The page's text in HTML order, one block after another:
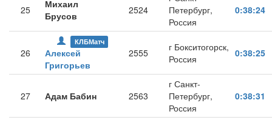
25
Михаил
Брусов
2524
Петербург,
Россия
0:38:24
26
КЛБМатч
Алексей
Григорьев
2555
г Бокситогорск,
Россия
0:38:25
27 Адам Бабин 2563
г Санкт-
Петербург,
Россия
0:38:31